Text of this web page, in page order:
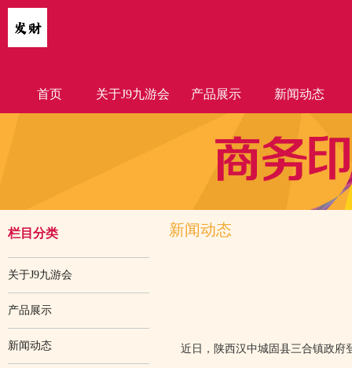
首页 关于J9九游会 产品展示 新闻动态
栏目分类
关于J9九游会
产品展示
新闻动态
新闻动态
近日，陕西汉中城固县三合镇政府